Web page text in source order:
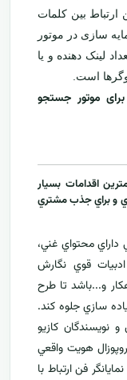
بین کلمات
سازی در موتور
لینک دهنده و یا
است.
موتور جستجو
اقدامات بسيار
و براي جذب مشتري
داراي محتواي غني،
قوي نگارش
و...باشد تا طرح
سازي جلوه کند.
نويسندگان کازيو
هويت واقعي
فن ارتباط با